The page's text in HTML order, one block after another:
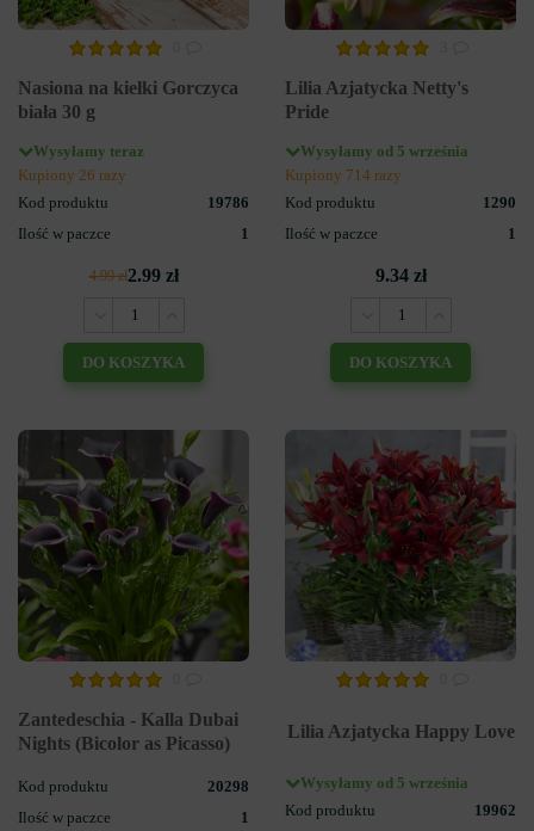
Nasiona na kiełki Gorczyca
biała 30 g
Wysyłamy teraz
Kupiony 26 razy
Kod produktu
19786
Ilość w paczce
1
4.99 zł2.99 zł
DO KOSZYKA
Lilia Azjatycka Netty's
Pride
Wysyłamy od 5 września
Kupiony 714 razy
Kod produktu
1290
Ilość w paczce
1
9.34 zł
DO KOSZYKA
Zantedeschia - Kalla Dubai
Nights (Bicolor as Picasso)
Kod produktu
20298
Ilość w paczce
1
Lilia Azjatycka Happy Love
Wysyłamy od 5 września
Kod produktu
19962